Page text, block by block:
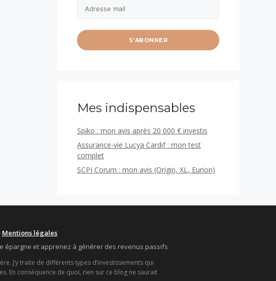
Mes indispensables
Spiko : mon avis après 20 000 € investis
Assurance-vie Lucya Cardif : mon test
complet
SCPI Corum : mon avis (Origin, XL, Eurion)
· Mentions légales
épargne et apprenez à générer des revenus passifs
J’y traite de différents types d’investissements qui
En conséquence de quoi, rien sur ce blog ne saurait